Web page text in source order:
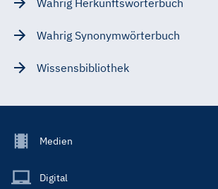
Wahrig Synonymwörterbuch
Wissensbibliothek
Footer
Main
Medien
Digital